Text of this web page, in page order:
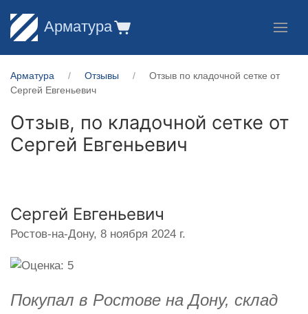
Арматура
Арматура Отзывы
Отзыв по кладочной сетке от
Сергей Евгеньевич
Отзыв, по кладочной сетке от
Сергей Евгеньевич
Сергей Евгеньевич
Ростов-на-Дону, 8 ноября 2024 г.
Покупал в Ростове на Дону, склад